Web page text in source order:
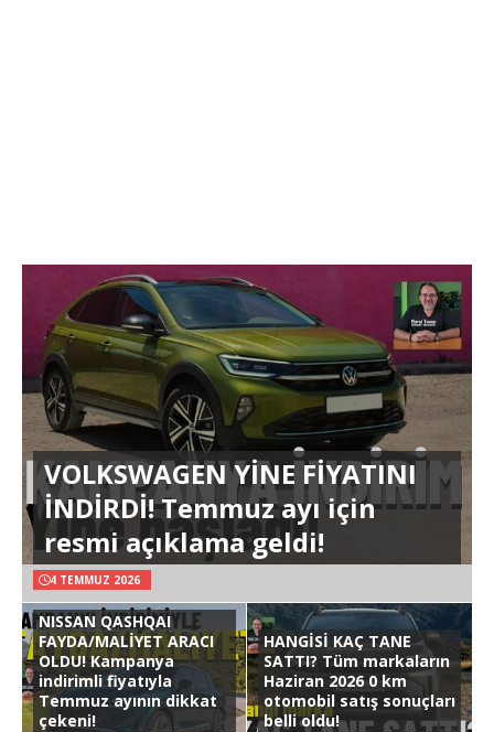
VOLKSWAGEN YİNE FİYATINI
İNDİRDİ! Temmuz ayı için
resmi açıklama geldi!
4 TEMMUZ 2026
NISSAN QASHQAI
FAYDA/MALİYET ARACI
OLDU! Kampanya
indirimli fiyatıyla
Temmuz ayının dikkat
çekeni!
HANGİSİ KAÇ TANE
SATTI? Tüm markaların
Haziran 2026 0 km
otomobil satış sonuçları
belli oldu!